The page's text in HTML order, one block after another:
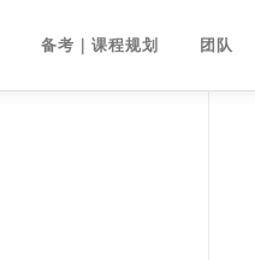
备考｜课程规划 团队